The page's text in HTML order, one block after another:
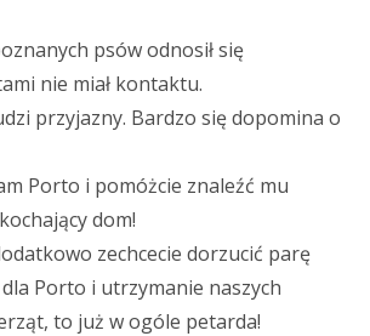
psów odnosił się
nie miał kontaktu.
przyjazny. Bardzo się dopomina o
Porto i pomóżcie znaleźć mu
dom!
zechcecie dorzucić parę
Porto i utrzymanie naszych
to już w ogóle petarda!